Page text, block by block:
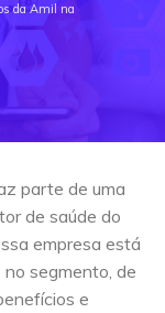
da Amil na
parte de uma
de saúde do
empresa está
segmento, de
e